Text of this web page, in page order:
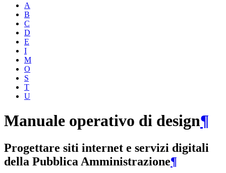
A
B
C
D
E
I
M
O
S
T
U
Manuale operativo di design¶
Progettare siti internet e servizi digitali
della Pubblica Amministrazione¶